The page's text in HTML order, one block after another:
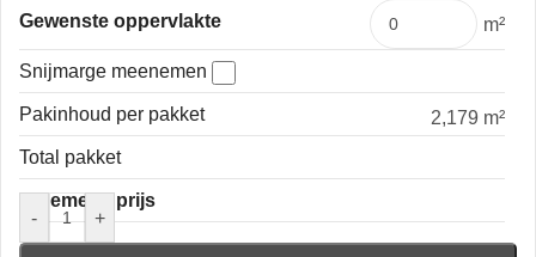
Gewenste oppervlakte m²
Snijmarge meenemen
Pakinhoud per pakket
2,179 m²
Total pakket
Algemene prijs
-
+